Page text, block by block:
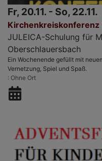
Fr, 20.11. - So, 22.11.
Kirchenkreiskonferenz
JULEICA-Schulung für
Oberschlauersbach
Ein Wochenende gefüllt mit
Vernetzung, Spiel und Spaß.
Ohne Ort